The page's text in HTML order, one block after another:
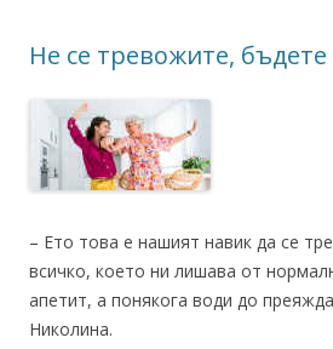
Не се тревожите,
– Ето това е нашият навик да се
всичко, което ни лишава от
апетит, а понякога води до
Николина.